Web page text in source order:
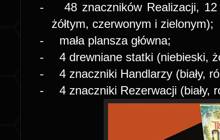
-
48 znaczników Realizacji,
żółtym, czerwonym i zielonym);
-
mała plansza główna;
-
4 drewniane statki (niebieski,
-
4 znaczniki Handlarzy (biały,
-
4 znaczniki Rezerwacji (biały,